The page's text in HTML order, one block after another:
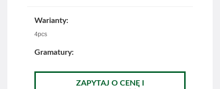
Warianty:
4pcs
Gramatury:
ZAPYTAJ O CENĘ I